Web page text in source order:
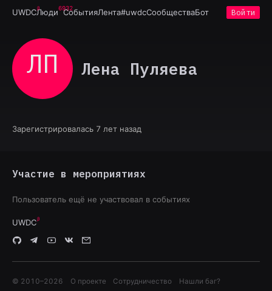
UWDCЛюди6932
СобытияЛента#uwdcСообществаБот Войти
ЛП Лена Пуляева
Зарегистрировалась 7 лет назад
Участие в мероприятиях
Пользователь ещё не участвовал в событиях
UWDC
© 2010–2026 О проекте Сотрудничество Нашли баг?